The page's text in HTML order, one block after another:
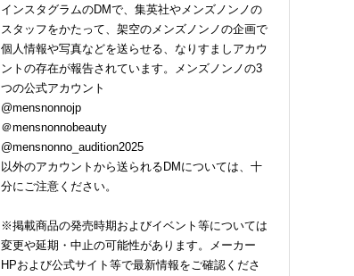
インスタグラムのDMで、集英社やメンズノンノの
スタッフをかたって、架空のメンズノンノの企画で
個人情報や写真などを送らせる、なりすましアカウ
ントの存在が報告されています。メンズノンノの3
つの公式アカウント
@mensnonnojp
＠mensnonnobeauty
@mensnonno_audition2025
以外のアカウントから送られるDMについては、十
分にご注意ください。
※掲載商品の発売時期およびイベント等については
変更や延期・中止の可能性があります。メーカー
HPおよび公式サイト等で最新情報をご確認くださ